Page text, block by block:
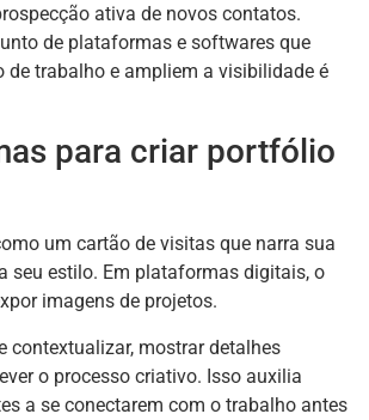
ativa de novos contatos.
de plataformas e softwares que
de trabalho e ampliem a visibilidade é
para criar portfólio
um cartão de visitas que narra sua
seu estilo. Em plataformas digitais, o
imagens de projetos.
contextualizar, mostrar detalhes
o processo criativo. Isso auxilia
a se conectarem com o trabalho antes